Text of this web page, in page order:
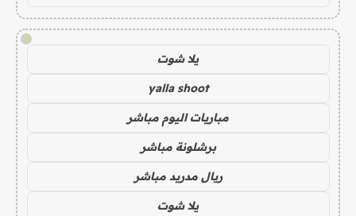
!
يلا شوت
yalla shoot
مباريات اليوم مباشر
برشلونة مباشر
ريال مدريد مباشر
يلا شوت